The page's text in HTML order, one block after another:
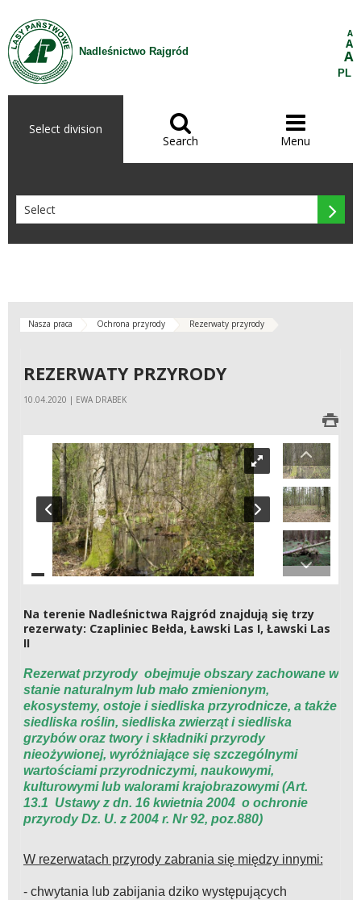
Skip to Content
Nadleśnictwo Rajgród
A
A
A
PL
Select division 
Search

Menu

Nasza praca Ochrona przyrody Rezerwaty przyrody
REZERWATY PRZYRODY
10.04.2020 | EWA DRABEK
Na terenie Nadleśnictwa Rajgród znajdują się trzy
rezerwaty: Czapliniec Bełda, Ławski Las I, Ławski Las
II
Rezerwat przyrody obejmuje obszary zachowane w
stanie naturalnym lub mało zmienionym,
ekosystemy, ostoje i siedliska przyrodnicze, a także
siedliska roślin, siedliska zwierząt i siedliska
grzybów oraz twory i składniki przyrody
nieożywionej, wyróżniające się szczególnymi
wartościami przyrodniczymi, naukowymi,
kulturowymi lub walorami krajobrazowymi (Art.
13.1 Ustawy z dn. 16 kwietnia 2004 o ochronie
przyrody Dz. U. z 2004 r. Nr 92, poz.880)
W rezerwatach przyrody zabrania się między innymi:
- chwytania lub zabijania dziko występujących